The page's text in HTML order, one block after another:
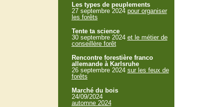
Les types de peuplements
27 septembre 2024 pour organiser
les forêts
Tente ta science
30 septembre 2024 et le métier de
conseillère forêt
Rencontre forestière franco
allemande à Karlsruhe
26 septembre 2024 sur les feux de
forêts
Marché du bois
24/09/2024
automne 2024